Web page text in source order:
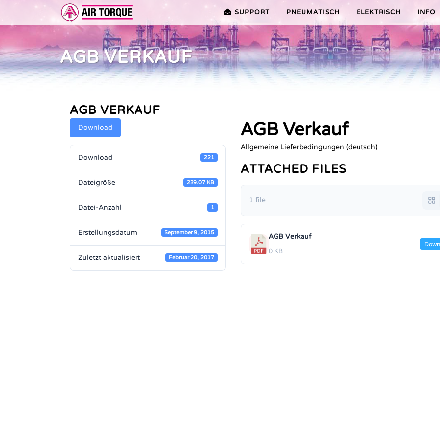
SUPPORT PNEUMATISCH
DOKUMENTATION VORTEILE EDITION 2010
ELEKTRISCH
ERWEITERUNGEN ER PREMIER-SERIE (20-100NM)
VORTEILE ER PLUS-SERIE
VRX/VSX/VTX-SERIE (25-
VORTEILE V-SERIE
INFO
AGB VERKAUF
AGB VERKAUF
Download
Download 221
Dateigröße 239.07 KB
Datei-Anzahl 1
Erstellungsdatum September 9, 2015
Zuletzt aktualisiert Februar 20, 2017
AGB Verkauf
Allgemeine Lieferbedingungen (deutsch)
ATTACHED FILES
1 file
AGB Verkauf
0 KB